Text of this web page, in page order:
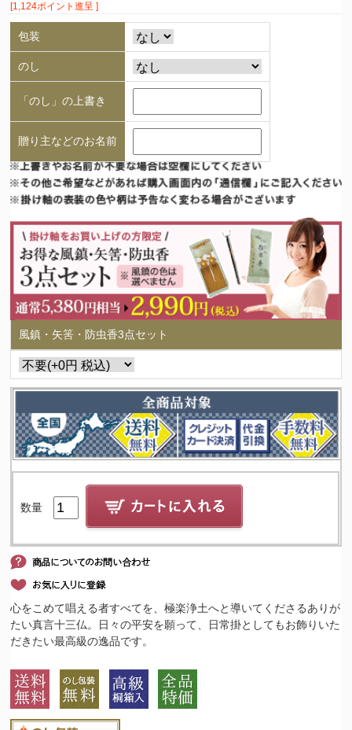
[1,124ポイント進呈 ]
包装
のし
「のし」の上書き
贈り主などのお名前
風鎮・矢筈・防虫香3点セット
数量
心をこめて唱える者すべてを、極楽浄土へと導いてくださるありが
たい真言十三仏。日々の平安を願って、日常掛としてもお飾りいた
だきたい最高級の逸品です。